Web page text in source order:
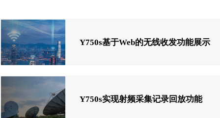
Y750s基于Web的无线收发功能展示
Y750s实现射频采集记录回放功能